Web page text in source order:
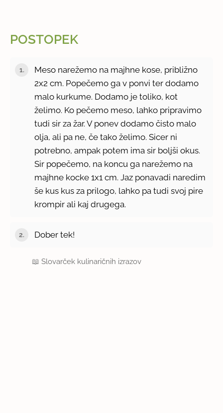
POSTOPEK
Meso narežemo na majhne kose, približno
2x2 cm. Popečemo ga v ponvi ter dodamo
malo kurkume. Dodamo je toliko, kot
želimo. Ko pečemo meso, lahko pripravimo
tudi sir za žar. V ponev dodamo čisto malo
olja, ali pa ne, če tako želimo. Sicer ni
potrebno, ampak potem ima sir boljši okus.
Sir popečemo, na koncu ga narežemo na
majhne kocke 1x1 cm. Jaz ponavadi naredim
še kus kus za prilogo, lahko pa tudi svoj pire
krompir ali kaj drugega.
Dober tek!
📖Slovarček kulinaričnih izrazov